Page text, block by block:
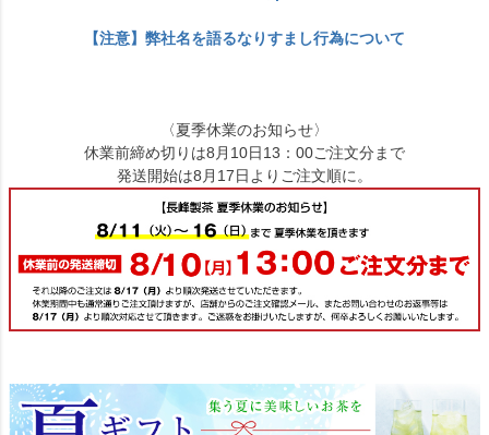
【注意】弊社名を語るなりすまし行為について
〈夏季休業のお知らせ〉
休業前締め切りは8月10日13：00ご注文分まで
発送開始は8月17日よりご注文順に。